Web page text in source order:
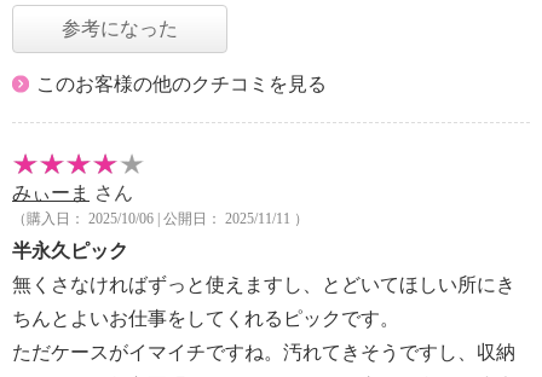
参考になった
このお客様の他のクチコミを見る
みぃーま さん
（購入日： 2025/10/06 | 公開日： 2025/11/11 ）
半永久ピック
無くさなければずっと使えますし、とどいてほしい所にき
ちんとよいお仕事をしてくれるピックです。
ただケースがイマイチですね。汚れてきそうですし、収納